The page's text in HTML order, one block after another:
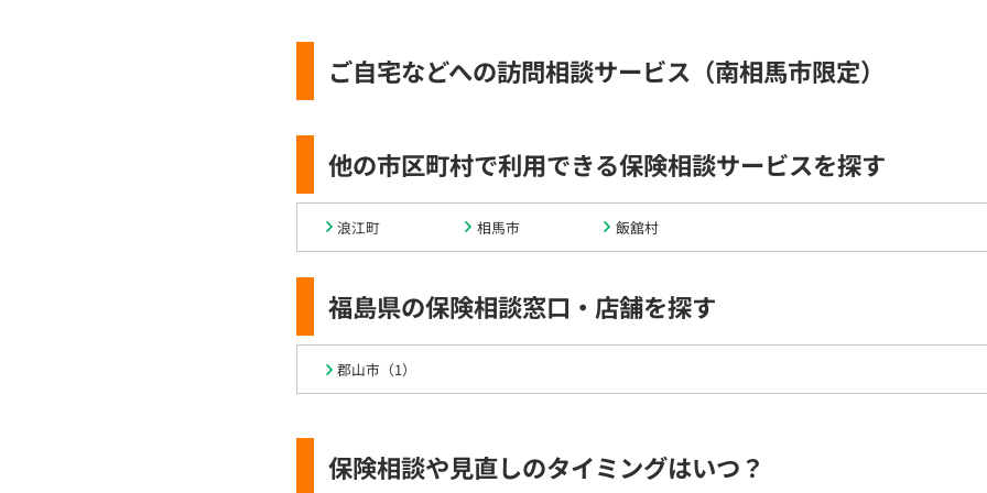
ご自宅などへの訪問相談サービス（南相馬市限定）
他の市区町村で利用できる保険相談サービスを探す
浪江町 相馬市 飯舘村
福島県の保険相談窓口・店舗を探す
郡山市（1）
保険相談や見直しのタイミングはいつ？